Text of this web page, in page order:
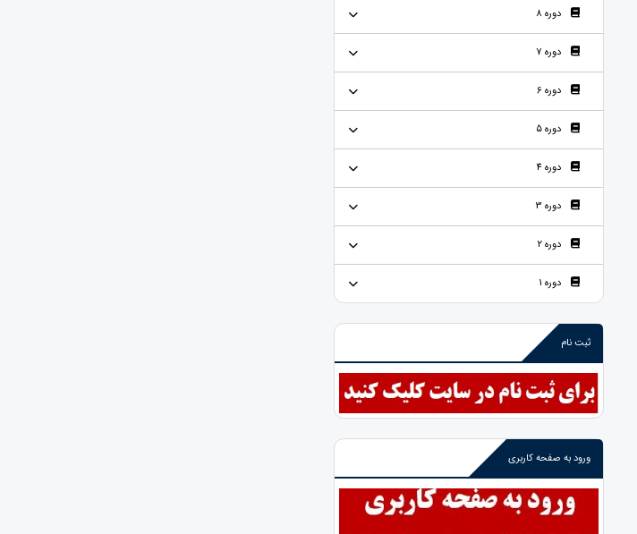
دوره 8
دوره 7
دوره 6
دوره 5
دوره 4
دوره 3
دوره 2
دوره 1
ثبت نام
ورود به صفحه کاربری